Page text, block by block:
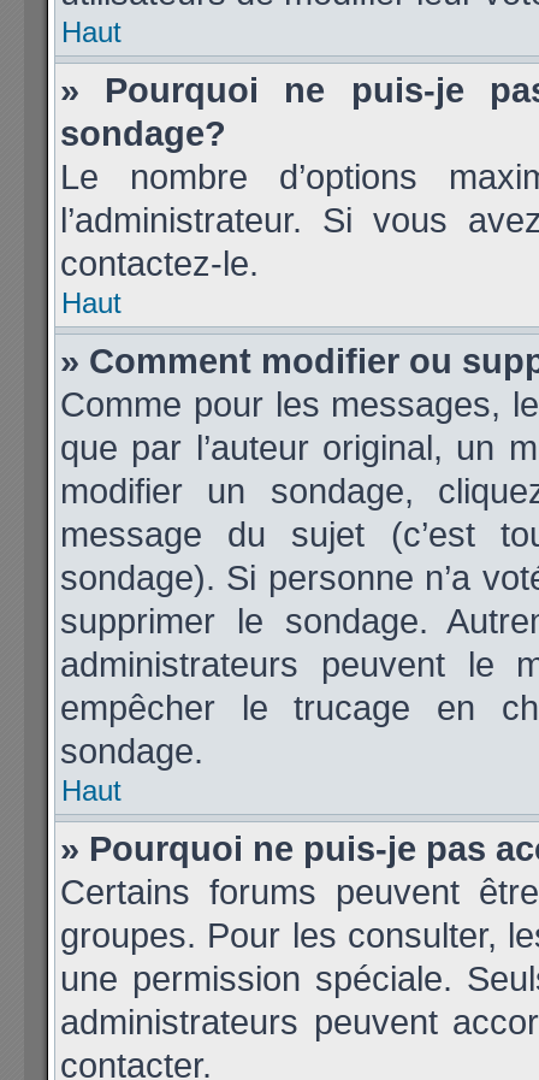
Haut
» Pourquoi ne puis-je
sondage?
Le nombre d’options
l’administrateur. Si vous
contactez-le.
Haut
» Comment modifier ou
Comme pour les messages,
que par l’auteur original, un
modifier un sondage,
message du sujet (c’est
sondage). Si personne n’a
supprimer le sondage.
administrateurs peuvent le
empêcher le trucage en
sondage.
Haut
» Pourquoi ne puis-je pas
Certains forums peuvent
groupes. Pour les consulter,
une permission spéciale.
administrateurs peuvent
contacter.